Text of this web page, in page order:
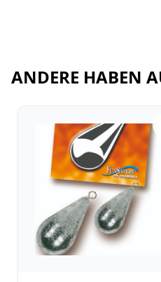
ANDERE HABEN